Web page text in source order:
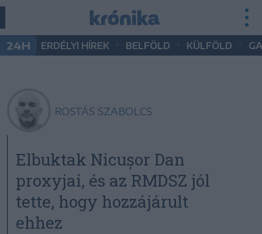
24H ERDÉLYI HÍREK BELFÖLD KÜLFÖLD
ROSTÁS SZABOLCS
Elbuktak Nicușor Dan
proxyjai, és az RMDSZ jól
tette, hogy hozzájárult
ehhez